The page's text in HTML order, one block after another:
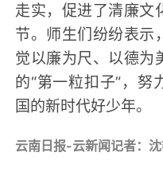
走实，促进了清廉文
节。师生们纷纷表示
觉以廉为尺、以德为
的“第一粒扣子”，努
国的新时代好少年。
云南日报-云新闻记者：